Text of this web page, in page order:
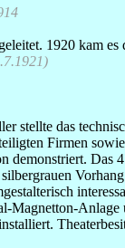
1920 kam
das
Firmen
Das